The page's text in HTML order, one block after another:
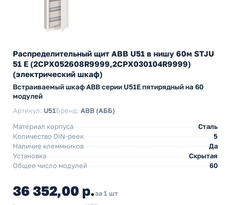
Распределительный щит ABB U51 в нишу 60м STJU
51 E (2CPX052608R9999,2CPX030104R9999)
(электрический шкаф)
Встраиваемый шкаф АВВ серии U51Е пятирядный на 60
модулей
Артикул: U51Бренд: ABB (АББ)
Материал корпуса
Сталь
Количество DIN-реек
5
Наличие клеммников
Да
Установка
Скрытая
Общее число модулей
60
36 352,00 р.за 1 шт